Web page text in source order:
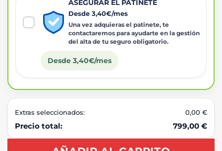
ASEGURAR EL PATINETE
Desde 3,40€/mes
Una vez adquieras el patinete, te
contactaremos para ayudarte en la gestión
del alta de tu seguro obligatorio.
Desde 3,40€/mes
Extras seleccionados: 0,00 €
Precio total: 799,00 €